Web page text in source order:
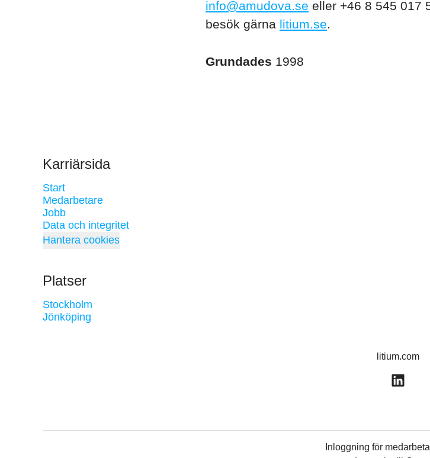
info@amudova.se eller +46 8 545 017
besök gärna litium.se.
Grundades 1998
Karriärsida
Start
Medarbetare
Jobb
Data och integritet
Hantera cookies
Platser
Stockholm
Jönköping
litium.com
Inloggning för